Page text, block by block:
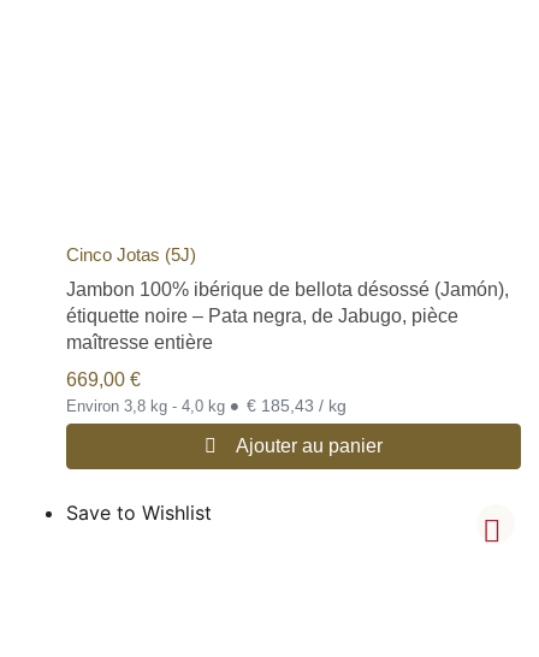
Cinco Jotas (5J)
Jambon 100% ibérique de bellota désossé (Jamón),
étiquette noire – Pata negra, de Jabugo, pièce
maîtresse entière
669,00 €
Environ 3,8 kg - 4,0 kg • € 185,43 / kg
Ajouter au panier
Save to Wishlist